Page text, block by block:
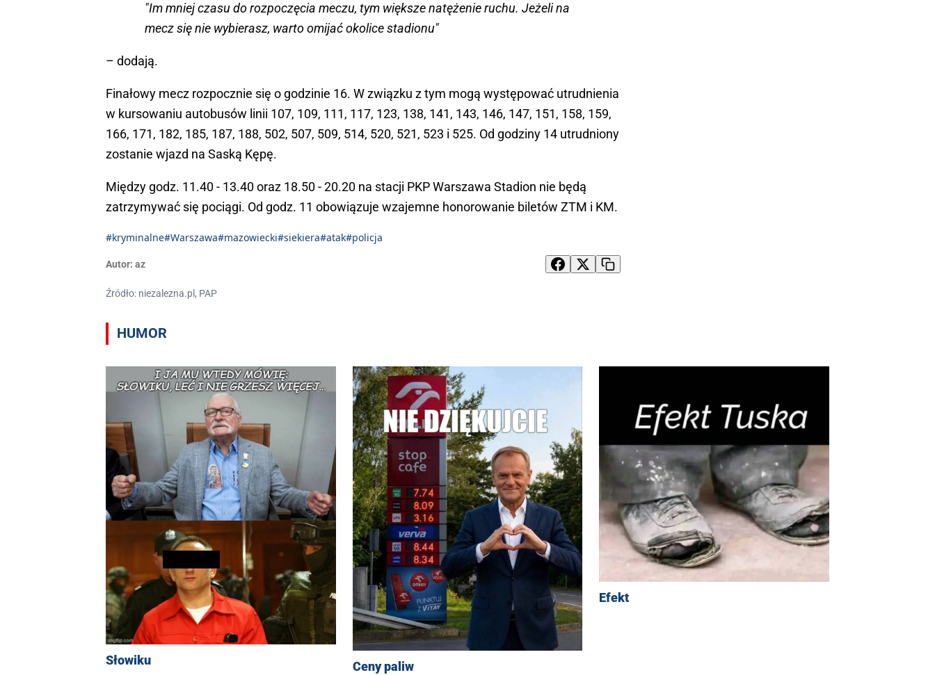
"Im mniej czasu do rozpoczęcia meczu, tym większe natężenie ruchu. Jeżeli na
mecz się nie wybierasz, warto omijać okolice stadionu"
– dodają.
Finałowy mecz rozpocznie się o godzinie 16. W związku z tym mogą występować utrudnienia
w kursowaniu autobusów linii 107, 109, 111, 117, 123, 138, 141, 143, 146, 147, 151, 158, 159,
166, 171, 182, 185, 187, 188, 502, 507, 509, 514, 520, 521, 523 i 525. Od godziny 14 utrudniony
zostanie wjazd na Saską Kępę.
Między godz. 11.40 - 13.40 oraz 18.50 - 20.20 na stacji PKP Warszawa Stadion nie będą
zatrzymywać się pociągi. Od godz. 11 obowiązuje wzajemne honorowanie biletów ZTM i KM.
#kryminalne#Warszawa#mazowiecki#siekiera#atak#policja
Autor: az
Źródło: niezalezna.pl, PAP
HUMOR
Słowiku Ceny paliw
Efekt